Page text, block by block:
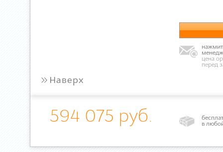
цена
перед
» Наверх
594 075 руб.
в